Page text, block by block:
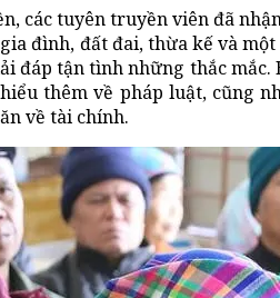
các tuyên truyền viên đã
đình, đất đai, thừa kế và
đáp tận tình những thắc
thêm về pháp luật, cũng
về tài chính.